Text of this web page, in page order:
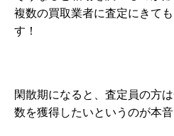
複数の買取業者に査定にきて
す！
閑散期になると、査定員の方
数を獲得したいというのが本音